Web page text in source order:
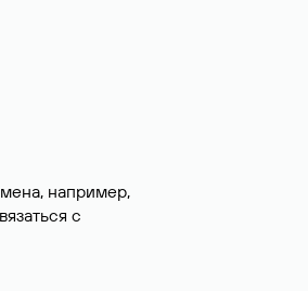
например,
с